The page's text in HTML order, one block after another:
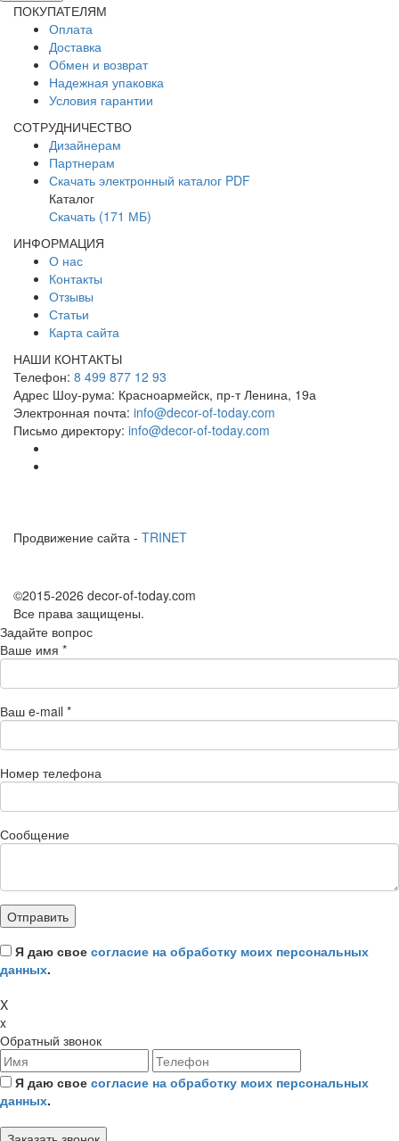
ПОКУПАТЕЛЯМ
Оплата
Доставка
Обмен и возврат
Надежная упаковка
Условия гарантии
СОТРУДНИЧЕСТВО
Дизайнерам
Партнерам
Скачать электронный каталог PDF
Каталог
Скачать (171 МБ)
ИНФОРМАЦИЯ
О нас
Контакты
Отзывы
Статьи
Карта сайта
НАШИ КОНТАКТЫ
Телефон: 8 499 877 12 93
Адрес Шоу-рума: Красноармейск, пр-т Ленина, 19а
Электронная почта: info@decor-of-today.com
Письмо директору: info@decor-of-today.com
Продвижение сайта - TRINET
©2015-2026 decor-of-today.com
Все права защищены.
Задайте вопрос
Ваше имя *
Ваш e-mail *
Номер телефона
Сообщение
Я даю свое согласие на обработку моих персональных
данных.
X
x
Обратный звонок
Я даю свое согласие на обработку моих персональных
данных.